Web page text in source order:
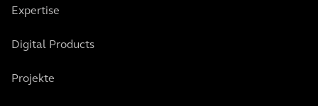
Expertise
Digital Products
Projekte